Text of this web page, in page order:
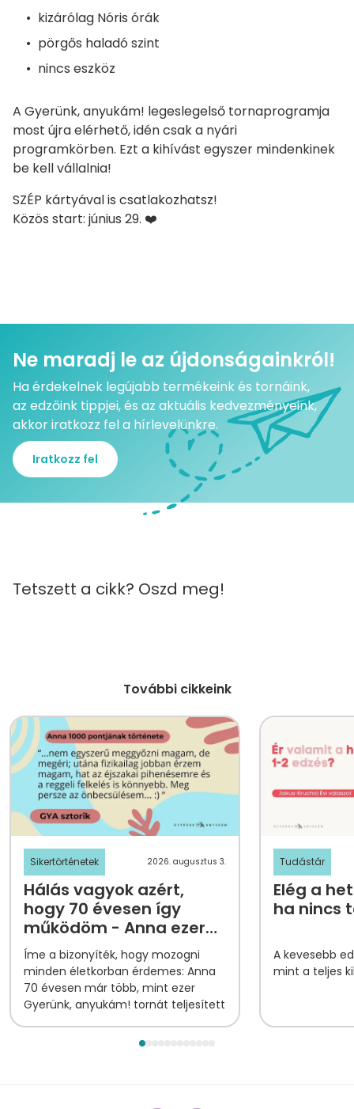
kizárólag Nóris órák
pörgős haladó szint
nincs eszköz
A Gyerünk, anyukám! legeslegelső tornaprogramja
most újra elérhető, idén csak a nyári
programkörben. Ezt a kihívást egyszer mindenkinek
be kell vállalnia!
SZÉP kártyával is csatlakozhatsz!
Közös start: június 29. ❤️
Ne maradj le az újdonságainkról!
Ha érdekelnek legújabb termékeink és tornáink,
az edzőink tippjei, és az aktuális kedvezményeink,
akkor iratkozz fel a hírlevelünkre.
Iratkozz fel
Tetszett a cikk? Oszd meg!
További cikkeink
Sikertörténetek 2026. augusztus 3.
Hálás vagyok azért,
hogy 70 évesen így
működöm - Anna ezer
tornapontjának
története
Íme a bizonyíték, hogy mozogni
minden életkorban érdemes: Anna
70 évesen már több, mint ezer
Gyerünk, anyukám! tornát teljesített
Tudástár
Elég a
ha nincs
A kevesebb
mint a teljes